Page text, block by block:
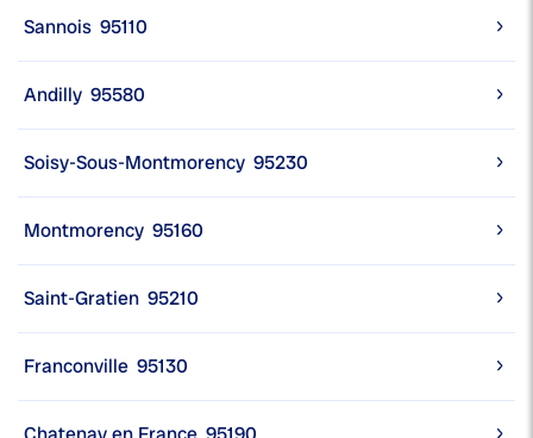
Sannois 95110
Andilly 95580
Soisy-Sous-Montmorency 95230
Montmorency 95160
Saint-Gratien 95210
Franconville 95130